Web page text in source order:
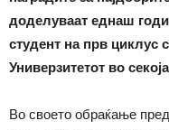
доделуваат еднаш
студент на прв циклус
Универзитетот во
Во своето обраќање